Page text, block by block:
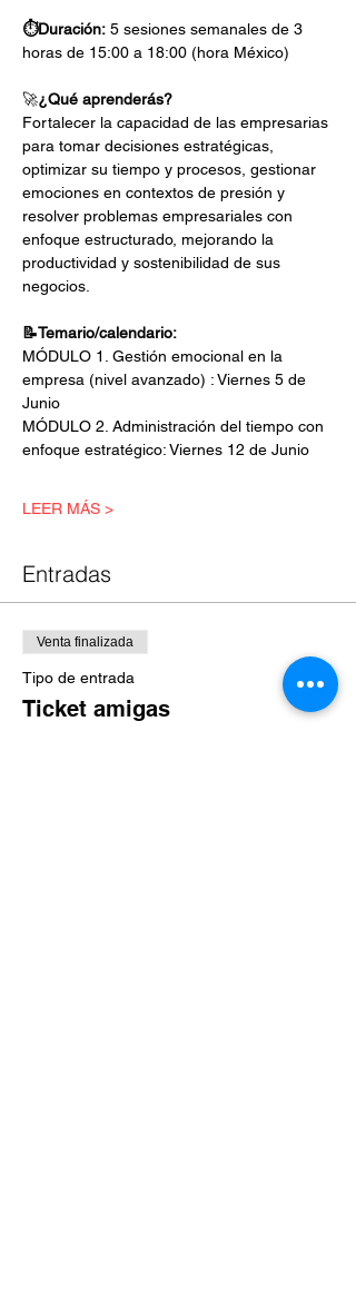
⏱Duración: 5 sesiones semanales de 3
horas de 15:00 a 18:00 (hora México)
🚀¿Qué aprenderás?
Fortalecer la capacidad de las empresarias
para tomar decisiones estratégicas,
optimizar su tiempo y procesos, gestionar
emociones en contextos de presión y
resolver problemas empresariales con
enfoque estructurado, mejorando la
productividad y sostenibilidad de sus
negocios.
📝Temario/calendario:
MÓDULO 1. Gestión emocional en la
empresa (nivel avanzado) : Viernes 5 de
Junio
MÓDULO 2. Administración del tiempo con
enfoque estratégico: Viernes 12 de Junio
LEER MÁS >
Entradas
Venta finalizada
Tipo de entrada
Ticket amigas